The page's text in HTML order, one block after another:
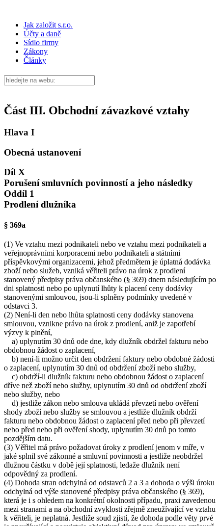
Jak založit s.r.o.
Účty a daně
Sídlo firmy
Zákony
Články
Část III. Obchodní závazkové vztahy
Hlava I
Obecná ustanovení
Díl X
Porušení smluvních povinností a jeho následky
Oddíl 1
Prodlení dlužníka
§ 369a
(1) Ve vztahu mezi podnikateli nebo ve vztahu mezi podnikateli a
veřejnoprávními korporacemi nebo podnikateli a státními
příspěvkovými organizacemi, jehož předmětem je úplatná dodávka
zboží nebo služeb, vzniká věřiteli právo na úrok z prodlení
stanovený předpisy práva občanského (§ 369) dnem následujícím po
dni splatnosti nebo po uplynutí lhůty k placení ceny dodávky
stanovenými smlouvou, jsou-li splněny podmínky uvedené v
odstavci 3.
(2) Není-li den nebo lhůta splatnosti ceny dodávky stanovena
smlouvou, vznikne právo na úrok z prodlení, aniž je zapotřebí
výzvy k plnění,
a) uplynutím 30 dnů ode dne, kdy dlužník obdržel fakturu nebo
obdobnou žádost o zaplacení,
b) není-li možno určit den obdržení faktury nebo obdobné žádosti
o zaplacení, uplynutím 30 dnů od obdržení zboží nebo služby,
c) obdrží-li dlužník fakturu nebo obdobnou žádost o zaplacení
dříve než zboží nebo služby, uplynutím 30 dnů od obdržení zboží
nebo služby, nebo
d) jestliže zákon nebo smlouva ukládá převzetí nebo ověření
shody zboží nebo služby se smlouvou a jestliže dlužník obdrží
fakturu nebo obdobnou žádost o zaplacení před nebo při převzetí
nebo před nebo při ověření shody, uplynutím 30 dnů po tomto
pozdějším datu.
(3) Věřitel má právo požadovat úroky z prodlení jenom v míře, v
jaké splnil své zákonné a smluvní povinnosti a jestliže neobdržel
dlužnou částku v době její splatnosti, ledaže dlužník není
odpovědný za prodlení.
(4) Dohoda stran odchylná od odstavců 2 a 3 a dohoda o výši úroku
odchylná od výše stanovené předpisy práva občanského (§ 369),
která je i s ohledem na konkrétní okolnosti případu, praxi zavedenou
mezi stranami a na obchodní zvyklosti zřejmě zneužívající ve vztahu
k věřiteli, je neplatná. Jestliže soud zjistí, že dohoda podle věty prvé